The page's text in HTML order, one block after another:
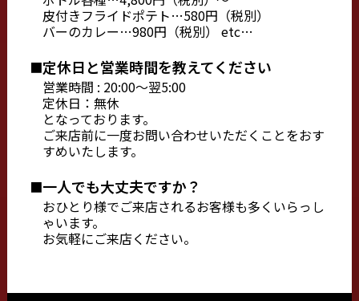
皮付きフライドポテト…580円（税別）
バーのカレー…980円（税別） etc…
定休日と営業時間を教えてください
営業時間 : 20:00〜翌5:00
定休日：無休
となっております。
ご来店前に一度お問い合わせいただくことをおす
すめいたします。
一人でも大丈夫ですか？
おひとり様でご来店されるお客様も多くいらっし
ゃいます。
お気軽にご来店ください。